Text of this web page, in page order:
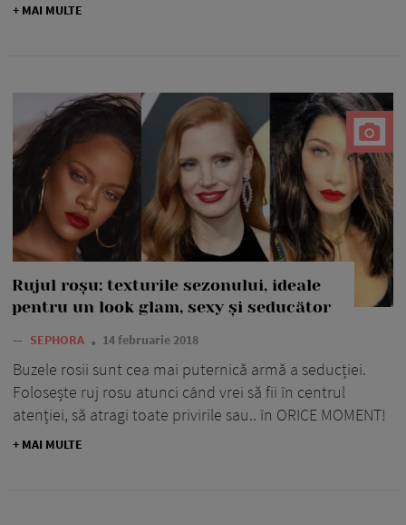
+ MAI MULTE
Rujul roșu: texturile sezonului, ideale
pentru un look glam, sexy și seducător
— SEPHORA 14 februarie 2018
Buzele rosii sunt cea mai puternică armă a seducției.
Folosește ruj rosu atunci când vrei să fii în centrul
atenției, să atragi toate privirile sau.. în ORICE MOMENT!
+ MAI MULTE